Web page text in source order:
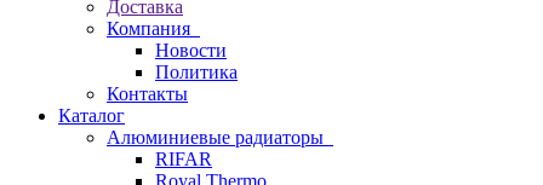
Доставка
Компания
Новости
Политика
Контакты
Каталог
Алюминиевые радиаторы
RIFAR
Royal Thermo